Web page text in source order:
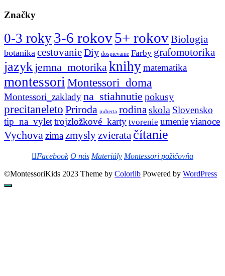
Značky
0-3 roky3-6 rokov5+ rokovBiologia
botanika cestovanieDiy dospievanie Farby grafomotorika
jazykjemna_motorikaknihymatematika
montessoriMontessori_doma
Montessori_zakladyna_stiahnutie pokusy
precitaneleto Priroda puberta rodinaskola Slovensko
tip_na_vylettrojzložkové_karty tvorenie umenievianoce
Vychovazimazmysly zvierata čítanie
Facebook O nás Materiály Montessori požičovňa
©MontessoriKids 2023 Theme by Colorlib Powered by WordPress